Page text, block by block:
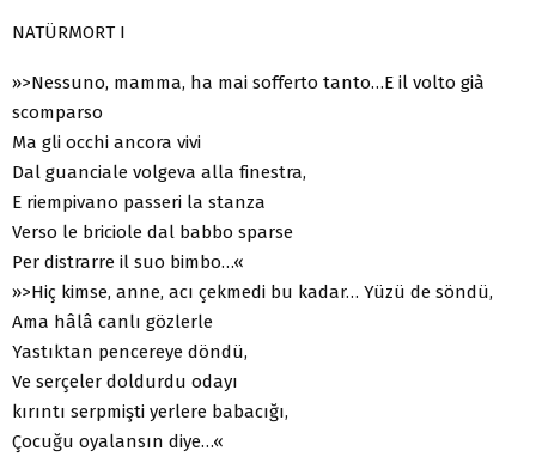
NATÜRMORT I
»>Nessuno, mamma, ha mai sofferto tanto…E il volto già
scomparso
Ma gli occhi ancora vivi
Dal guanciale volgeva alla finestra,
E riempivano passeri la stanza
Verso le briciole dal babbo sparse
Per distrarre il suo bimbo…«
»>Hiç kimse, anne, acı çekmedi bu kadar… Yüzü de söndü,
Ama hâlâ canlı gözlerle
Yastıktan pencereye döndü,
Ve serçeler doldurdu odayı
kırıntı serpmişti yerlere babacığı,
Çocuğu oyalansın diye…«